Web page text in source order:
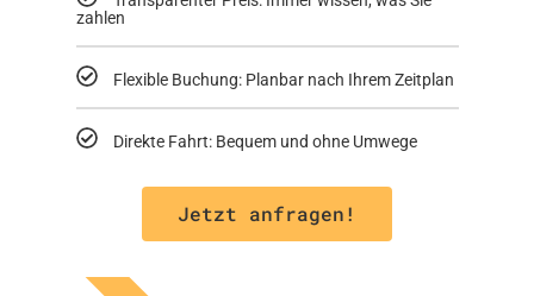
zahlen
Flexible Buchung: Planbar nach Ihrem Zeitplan
Direkte Fahrt: Bequem und ohne Umwege
Jetzt anfragen!